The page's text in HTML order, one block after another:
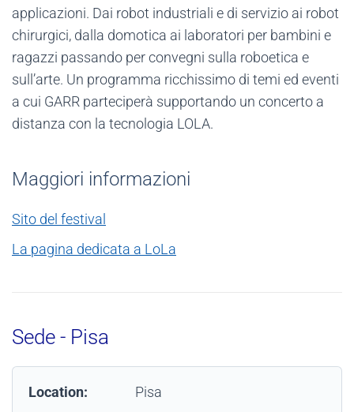
applicazioni. Dai robot industriali e di servizio ai robot
chirurgici, dalla domotica ai laboratori per bambini e
ragazzi passando per convegni sulla roboetica e
sull’arte. Un programma ricchissimo di temi ed eventi
a cui GARR parteciperà supportando un concerto a
distanza con la tecnologia LOLA.
Maggiori informazioni
Sito del festival
La pagina dedicata a LoLa
Sede - Pisa
Location:
Pisa